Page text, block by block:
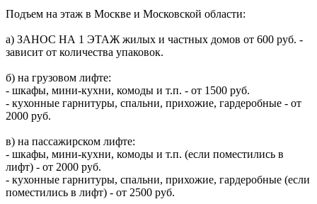
Подъем на этаж в Москве и Московской области:
а) ЗАНОС НА 1 ЭТАЖ жилых и частных домов от 600 руб. -
зависит от количества упаковок.
б) на грузовом лифте:
- шкафы, мини-кухни, комоды и т.п. - от 1500 руб.
- кухонные гарнитуры, спальни, прихожие, гардеробные - от
2000 руб.
в) на пассажирском лифте:
- шкафы, мини-кухни, комоды и т.п. (если поместились в
лифт) - от 2000 руб.
- кухонные гарнитуры, спальни, прихожие, гардеробные (если
поместились в лифт) - от 2500 руб.